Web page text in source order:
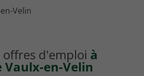
Velin
en-Velin
lourds Vaulx-en-Velin
offres d'emploi à
en-Velin